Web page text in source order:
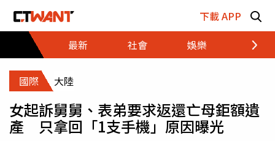
下載 APP
最新
社會 娛樂 財經
國際 大陸
女起訴舅舅、表弟要求返還亡母鉅額遺
產 只拿回「1支手機」原因曝光